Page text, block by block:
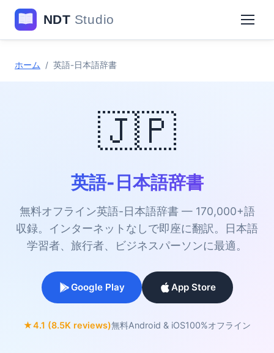
ホーム / 英語-日本語辞書
🇯🇵
英語-日本語辞書
無料オフライン英語-日本語辞書 — 170,000+語
収録。インターネットなしで即座に翻訳。日本語
学習者、旅行者、ビジネスパーソンに最適。
Google Play App Store
★4.1 (8.5K reviews)無料Android & iOS100%オフライン